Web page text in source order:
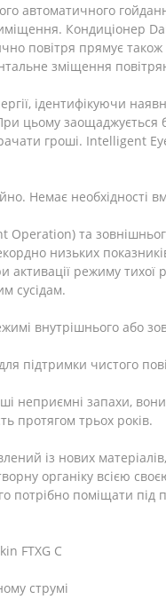
автоматичного
Кондиціонер
повітря прямує
зміщення
ідентифікуючи
цьому
гроші. Intelligent
Немає необхідності
та
низьких
режиму
сусідам.
внутрішнього або
підтримки чистого
неприємні запахи,
протягом трьох років.
із нових
органіку всією
потрібно поміщати під
FTXG C
струмі